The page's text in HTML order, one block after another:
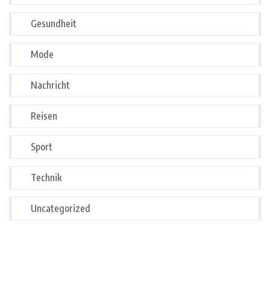
Gesundheit
Mode
Nachricht
Reisen
Sport
Technik
Uncategorized